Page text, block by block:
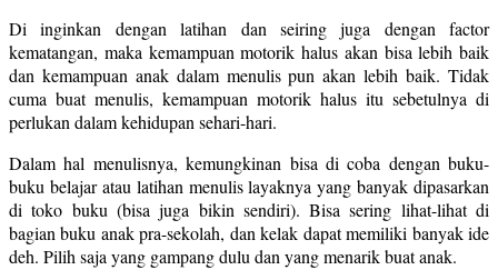
Di inginkan dengan latihan dan seiring juga dengan factor
kematangan, maka kemampuan motorik halus akan bisa lebih baik
dan kemampuan anak dalam menulis pun akan lebih baik. Tidak
cuma buat menulis, kemampuan motorik halus itu sebetulnya di
perlukan dalam kehidupan sehari-hari.
Dalam hal menulisnya, kemungkinan bisa di coba dengan buku-
buku belajar atau latihan menulis layaknya yang banyak dipasarkan
di toko buku (bisa juga bikin sendiri). Bisa sering lihat-lihat di
bagian buku anak pra-sekolah, dan kelak dapat memiliki banyak ide
deh. Pilih saja yang gampang dulu dan yang menarik buat anak.